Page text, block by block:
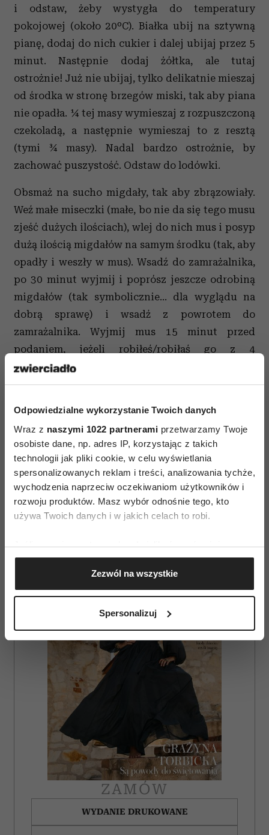
Odpowiedzialne wykorzystanie Twoich danych
Wraz z naszymi 1022 partnerami przetwarzamy Twoje
osobiste dane, np. adres IP, korzystając z takich
technologii jak pliki cookie, w celu wyświetlania
spersonalizowanych reklam i treści, analizowania tychże,
wychodzenia naprzeciw oczekiwaniom użytkowników i
rozwoju produktów. Masz wybór odnośnie tego, kto
używa Twoich danych i w jakich celach to robi.
Jeśli wyrazisz na to zgodę, chcielibyśmy również:
Gromadzić dane dotyczące Twojej lokalizacji
geograficznej z dokładnością nawet do kilku metrów
Identyfikować Twoje urządzenie, aktywnie
(fingerprinting, czyli wirtualny odcisk palca)
dane są przetwarzane oraz ustaw własne preferencje w
sekcji szczegółów . W Deklaracji plików cookie możesz
zmienić lub wycofać swoją zgodę w dowolnej chwili.
Wykorzystujemy pliki cookie do spersonalizowania treści
i reklam, aby oferować funkcje społecznościowe i
analizować ruch w naszej witrynie. Informacje o tym, jak
korzystasz z naszej witryny, udostępniamy partnerom
społecznościowym, reklamowym i analitycznym.
Partnerzy mogą połączyć te informacje z innymi danymi
otrzymanymi od Ciebie lub uzyskanymi podczas
korzystania z ich usług.
Zezwól na wszystkie
Spersonalizuj
i odstaw, żeby wystygła do temperatury
pokojowej (około 20ºC). Białka ubij na sztywną
pianę, dodaj do nich cukier i dalej ubijaj przez 5
minut. Następnie dodaj żółtka, ale tutaj
ostrożnie! Już nie ubijaj, tylko delikatnie mieszaj
od środka w stronę brzegów miski, tak aby piana
nie opadła. ¼ tej masy wymieszaj z rozpuszczoną
czekoladą, a następnie wymieszaj to z resztą
(tymi ¾ masy). Nadal bardzo ostrożnie, by
zachować puszystość. Odstaw do lodówki.
Obsmaż na sucho migdały, tak aby zbrązowiały.
Weź małe miseczki (małe, bo nie da się tego musu
zjeść dużych ilościach), wlej do nich mus i posyp
dużą ilością migdałów na samym środku (tak, aby
opadły i weszły w mus). Wsadź do zamrażalnika,
po 30 minut wyjmij i poprósz jeszcze odrobiną
migdałów (tak symbolicznie… dla wyglądu na
dobrą sprawę) i wsadź z powrotem do
zamrażalnika. Wyjmij mus 15 minut przed
podaniem, jeżeli robiłeś/robiłaś go z 4
godzinnym wyprzedzeniem, a 30-40 minut, jeżeli
dzień wcześniej. To ważne, żeby nie podawać
mus.
A teraz... rozkoszuj się!
AUTOPROMOCJA
ZAMÓW
WYDANIE DRUKOWANE